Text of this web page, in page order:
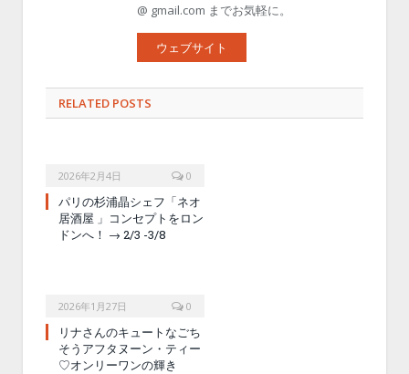
@ gmail.com までお気軽に。
ウェブサイト
RELATED POSTS
2026年2月4日 0
パリの杉浦晶シェフ「ネオ
居酒屋 」コンセプトをロン
ドンへ！ → 2/3 -3/8
2026年1月27日 0
リナさんのキュートなごち
そうアフタヌーン・ティー
♡オンリーワンの輝き